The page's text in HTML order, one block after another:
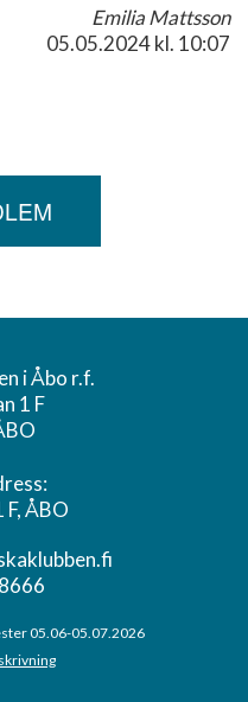
Emilia Mattsson
05.05.2024kl. 10:07
i Åbo r.f.
1 F
ÅBO
05.06-05.07.2026